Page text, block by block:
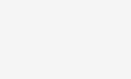
頭髮，可能是因為缺
肉類→碳水化合物」